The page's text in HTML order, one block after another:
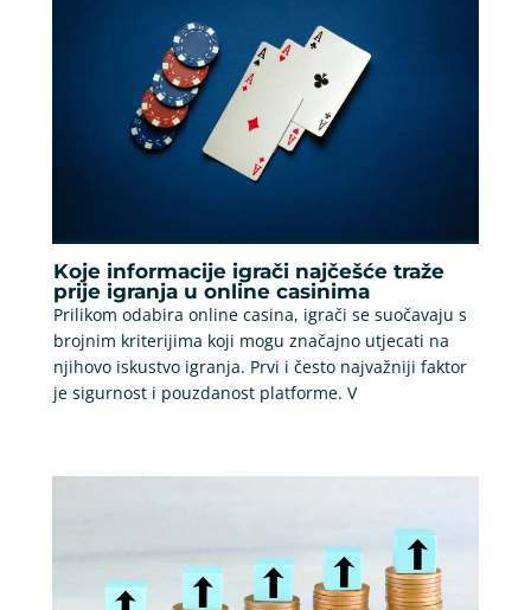
Koje informacije igrači najčešće traže
prije igranja u online casinima
Prilikom odabira online casina, igrači se suočavaju s
brojnim kriterijima koji mogu značajno utjecati na
njihovo iskustvo igranja. Prvi i često najvažniji faktor
je sigurnost i pouzdanost platforme. V